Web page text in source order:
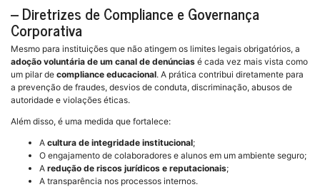
–Diretrizes de Compliance e Governança
Corporativa
Mesmo para instituições que não atingem os limites legais obrigatórios, a
adoção voluntária de um canal de denúncias é cada vez mais vista como
um pilar de compliance educacional. A prática contribui diretamente para
a prevenção de fraudes, desvios de conduta, discriminação, abusos de
autoridade e violações éticas.
Além disso, é uma medida que fortalece:
A cultura de integridade institucional;
O engajamento de colaboradores e alunos em um ambiente seguro;
A redução de riscos jurídicos e reputacionais;
A transparência nos processos internos.